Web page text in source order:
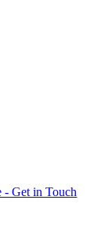
- Get in Touch